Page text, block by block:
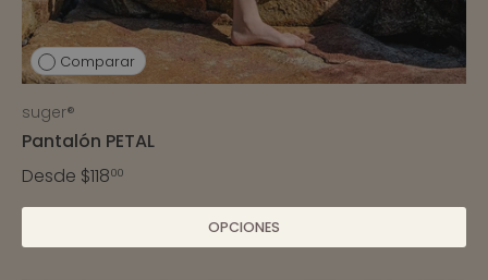
Comparar
suger®
Pantalón PETAL
Desde $11800
OPCIONES